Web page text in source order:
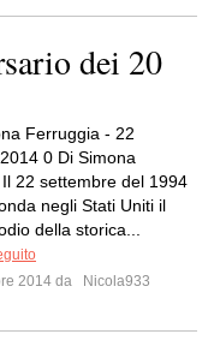
dei 20
Ferruggia - 22
0 Di Simona
22 settembre del 1994
negli Stati Uniti il
della storica...
2014 da
Nicola933